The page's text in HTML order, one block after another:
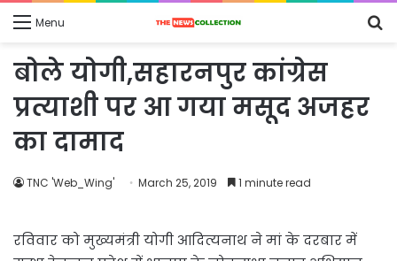
Menu
बोले योगी,सहारनपुर कांग्रेस
प्रत्याशी पर आ गया मसूद अजहर
का दामाद
TNC 'Web_Wing' March 25, 2019 1 minute read
रविवार को मुख्यमंत्री योगी आदित्यनाथ ने मां के दरबार में